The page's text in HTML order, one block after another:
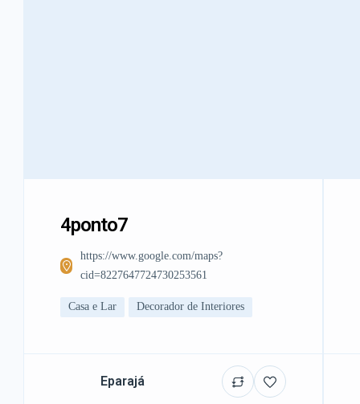
4ponto7
https://www.google.com/maps?
cid=8227647724730253561
Casa e Lar Decorador de Interiores
Eparajá